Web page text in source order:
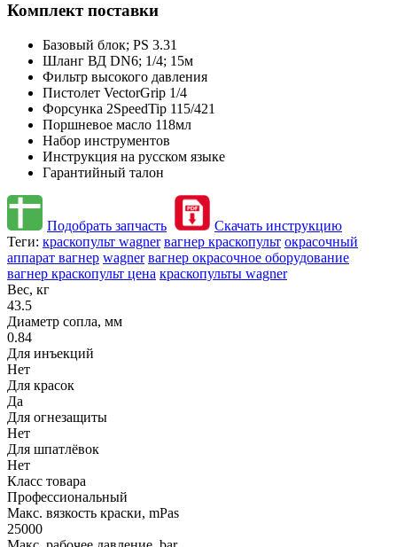
Комплект поставки
Базовый блок; PS 3.31
Шланг ВД DN6; 1/4; 15м
Фильтр высокого давления
Пистолет VectorGrip 1/4
Форсунка 2SpeedTip 115/421
Поршневое масло 118мл
Набор инструментов
Инструкция на русском языке
Гарантийный талон
Подобрать запчасть
Скачать инструкцию
Теги: краскопульт wagner вагнер краскопульт окрасочный
аппарат вагнер wagner вагнер окрасочное оборудование
вагнер краскопульт цена краскопульты wagner
Вес, кг
43.5
Диаметр сопла, мм
0.84
Для инъекций
Нет
Для красок
Да
Для огнезащиты
Нет
Для шпатлёвок
Нет
Класс товара
Профессиональный
Макс. вязкость краски, mPas
25000